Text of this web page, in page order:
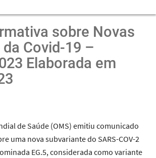
sobre Novas
Covid-19 –
Elaborada em
de Saúde (OMS) emitiu comunicado
uma nova subvariante do SARS-COV-2
EG.5, considerada como variante